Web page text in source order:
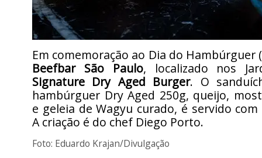
Em comemoração ao Dia do Hambúrguer
Beefbar São Paulo, localizado nos
Signature Dry Aged Burger. O
hambúrguer Dry Aged 250g, queijo,
e geleia de Wagyu curado, é servido
A criação é do chef Diego Porto.
Foto: Eduardo Krajan/Divulgação